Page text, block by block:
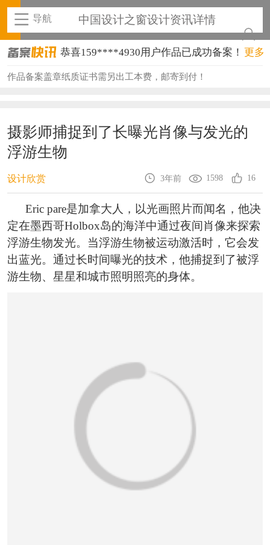
导航 中国设计之窗设计资讯详情
恭喜159****4930用户作品已成功备案！
恭喜150****6483用户作品已成功备案！
恭喜159****4201用户作品已成功备案！
恭喜133****6466用户作品已成功备案！
恭喜131****1475用户作品已成功备案！
恭喜133****8874用户作品已成功备案！
恭喜138****8638用户作品已成功备案！
恭喜133****9020用户作品已成功备案！
恭喜136****9807用户作品已成功备案！
更多
作品备案盖章纸质证书需另出工本费，邮寄到付！
摄影师捕捉到了长曝光肖像与发光的
浮游生物
设计欣赏 3年前 1598 16
Eric pare是加拿大人，以光画照片而闻名，他决
定在墨西哥Holbox岛的海洋中通过夜间肖像来探索
浮游生物发光。当浮游生物被运动激活时，它会发
出蓝光。通过长时间曝光的技术，他捕捉到了被浮
游生物、星星和城市照明照亮的身体。